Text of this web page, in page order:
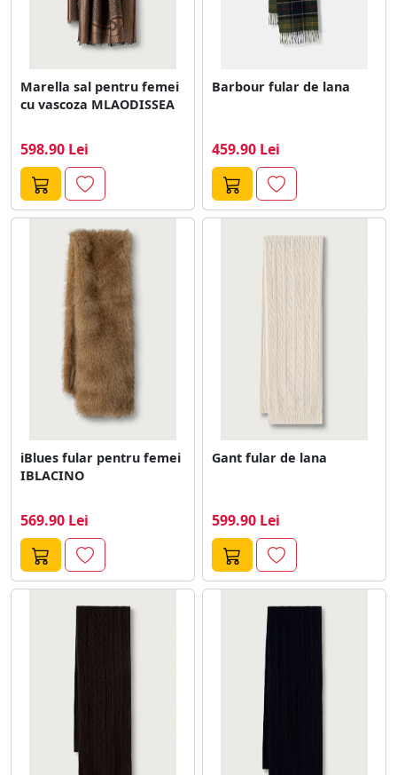
Marella sal pentru femei
cu vascoza MLAODISSEA
598.90 Lei
Barbour fular de lana
459.90 Lei
iBlues fular pentru femei
IBLACINO
569.90 Lei
Gant fular de lana
599.90 Lei